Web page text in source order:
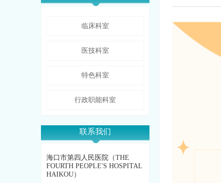
临床科室
医技科室
特色科室
行政职能科室
联系我们
海口市第四人民医院（THE
FOURTH PEOPLE'S HOSPITAL
HAIKOU）